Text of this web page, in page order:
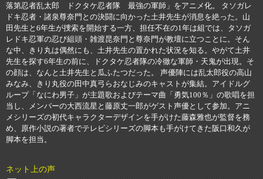
落第忍者乱太郎 ドクタケ忍者隊 最強の軍師」をアニメ化。 タソガレ
ドキ忍者・諸泉尊奈門との決闘に向かった土井先生が消息を絶った。山
田先生と6年生が捜索を開始する一方、担任不在の1年は組では、タソガ
レドキ忍軍の忍び組頭・雑渡昆奈門と尊奈門が教壇に立つことに。そん
な中、きり丸は偶然にも、土井先生の置かれた状況を知る。やがて土井
先生を探す6年生の前に、ドクタケ忍者隊の冷徹な軍師・天鬼が出現。そ
の顔は、なんと土井先生と瓜ふたつだった。 声優陣には乱太郎役の高山
みなみ、きり丸役の田中真弓らおなじみのキャストが集結。アイドルグ
ループ「なにわ男子」が主題歌およびテーマ曲「勇気100％」の歌唱を担
当し、メンバーの大西流星と藤原丈一郎がゲスト声優として参加。アニ
メシリーズの初代キャラクターデザインを手がけた藤森雅也が監督を務
め、原作小説の著者でテレビシリーズの脚本も手がけてきた阪口和久が
脚本を担当。
ネット上の声